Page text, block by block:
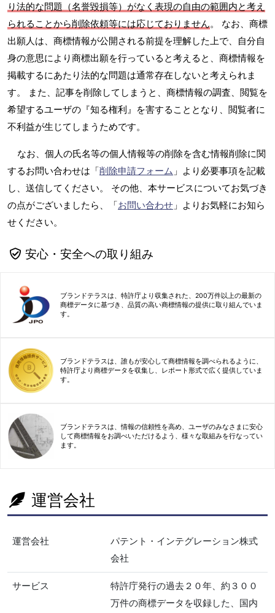
り法的な問題（名誉毀損等）がなく表現の自由の範囲内と考え
られることから削除依頼等には応じておりません。 なお、商標
出願人は、商標情報が公開される前提を理解した上で、自分自
身の意思により商標出願を行っていると考えると、商標情報を
掲載するにあたり法的な問題は通常存在しないと考えられま
す。 また、記事を削除してしまうと、商標情報の調査、閲覧を
希望するユーザの『知る権利』を害することとなり、閲覧者に
不利益が生じてしまうためです。
なお、個人の氏名等の個人情報等の削除を含む情報削除に関
するお問い合わせは「削除申請フォーム 」より必要事項を記載
し、送信してください。 その他、本サービスについてお気づき
の点がございましたら、「お問い合わせ 」よりお気軽にお知ら
せください。
安心・安全への取り組み
ブランドテラスは、特許庁より収集された、200万件以上の最新の
商標データに基づき、品質の高い商標情報の提供に取り組んでいま
す。
ブランドテラスは、誰もが安心して商標情報を調べられるように、
特許庁より商標データを収集し、レポート形式で広く提供していま
す。
ブランドテラスは、情報の信頼性を高め、ユーザのみなさまに安心
して商標情報をお調べいただけるよう、様々な取組みを行なってい
ます。
運営会社
運営会社
パテント・インテグレーション株式
会社
サービス
特許庁発行の過去２０年、約３００
万件の商標データを収録した、国内